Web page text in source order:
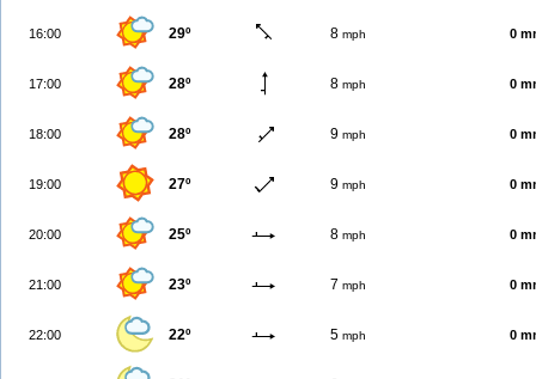
16:00 29º 8 mph 0
17:00 28º 8 mph 0
18:00 28º 9 mph 0
19:00 27º 9 mph 0
20:00 25º 8 mph 0
21:00 23º 7 mph 0
22:00 22º 5 mph 0